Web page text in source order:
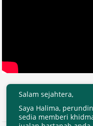
Salam sejahtera,
Saya Halima,
sedia memberi